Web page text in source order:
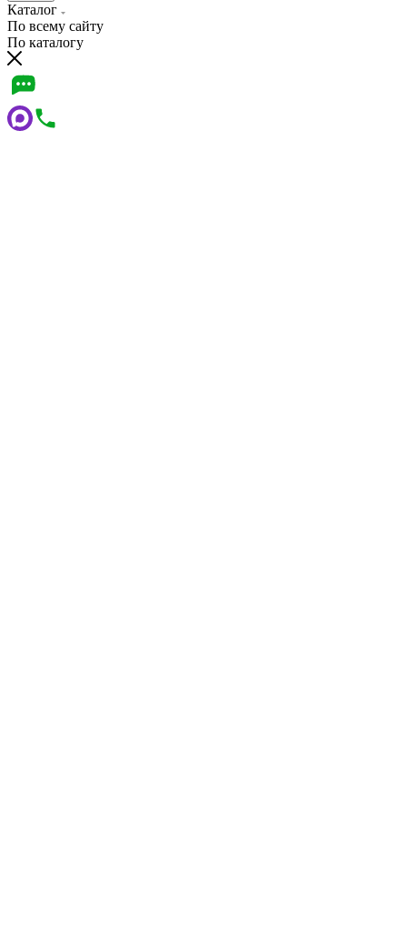
Каталог
По всему сайту
По каталогу